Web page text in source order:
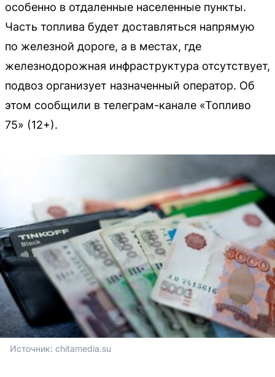
особенно в отдаленные населенные пункты.
Часть топлива будет доставляться напрямую
по железной дороге, а в местах, где
железнодорожная инфраструктура отсутствует,
подвоз организует назначенный оператор. Об
этом сообщили в телеграм-канале «Топливо
75» (12+).
Источник: chitamedia.su